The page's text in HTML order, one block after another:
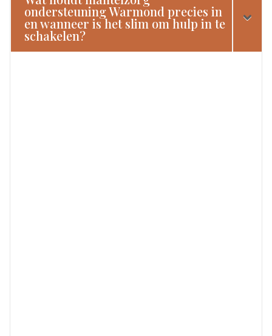
ondersteuning Warmond precies in
en wanneer is het slim om hulp in te
schakelen?